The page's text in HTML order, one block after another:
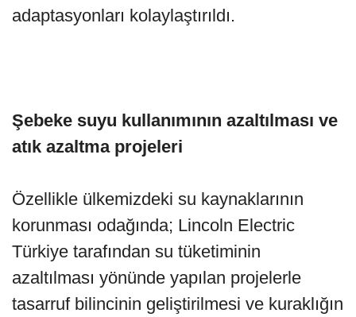
adaptasyonları kolaylaştırıldı.
Şebeke suyu kullanımının azaltılması ve
atık azaltma projeleri
Özellikle ülkemizdeki su kaynaklarının
korunması odağında; Lincoln Electric
Türkiye tarafından su tüketiminin
azaltılması yönünde yapılan projelerle
tasarruf bilincinin geliştirilmesi ve kuraklığın